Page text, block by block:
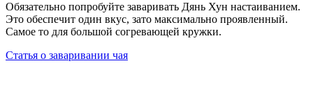
Обязательно попробуйте заваривать Дянь Хун настаиванием.
Это обеспечит один вкус, зато максимально проявленный.
Самое то для большой согревающей кружки.
Статья о заваривании чая